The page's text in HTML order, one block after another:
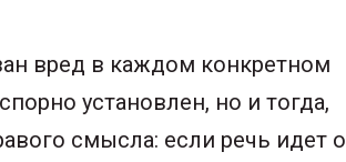
вред в каждом конкретном
установлен, но и тогда,
смысла: если речь идет о